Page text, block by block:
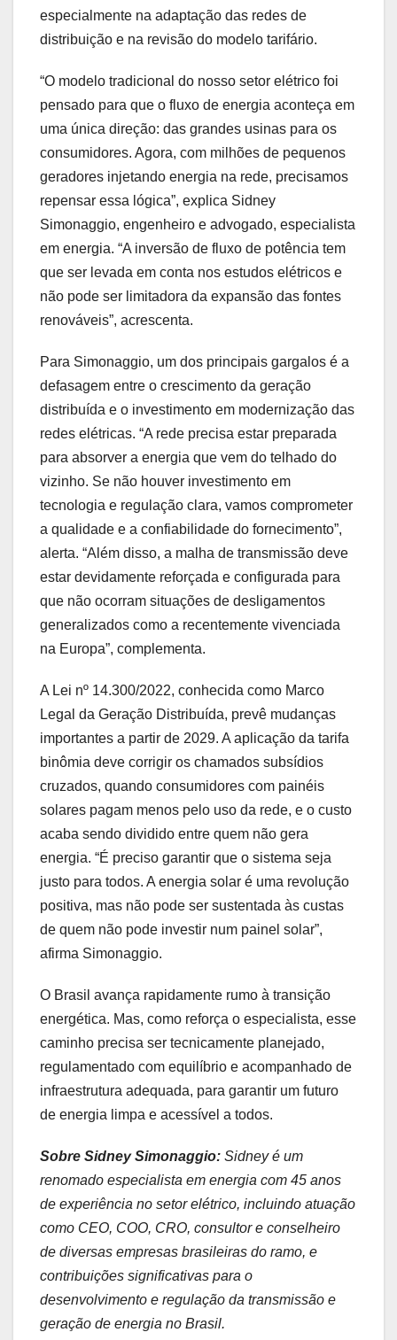
especialmente na adaptação das redes de
distribuição e na revisão do modelo tarifário.
“O modelo tradicional do nosso setor elétrico foi
pensado para que o fluxo de energia aconteça em
uma única direção: das grandes usinas para os
consumidores. Agora, com milhões de pequenos
geradores injetando energia na rede, precisamos
repensar essa lógica”, explica Sidney
Simonaggio, engenheiro e advogado, especialista
em energia. “A inversão de fluxo de potência tem
que ser levada em conta nos estudos elétricos e
não pode ser limitadora da expansão das fontes
renováveis”, acrescenta.
Para Simonaggio, um dos principais gargalos é a
defasagem entre o crescimento da geração
distribuída e o investimento em modernização das
redes elétricas. “A rede precisa estar preparada
para absorver a energia que vem do telhado do
vizinho. Se não houver investimento em
tecnologia e regulação clara, vamos comprometer
a qualidade e a confiabilidade do fornecimento”,
alerta. “Além disso, a malha de transmissão deve
estar devidamente reforçada e configurada para
que não ocorram situações de desligamentos
generalizados como a recentemente vivenciada
na Europa”, complementa.
A Lei nº 14.300/2022, conhecida como Marco
Legal da Geração Distribuída, prevê mudanças
importantes a partir de 2029. A aplicação da tarifa
binômia deve corrigir os chamados subsídios
cruzados, quando consumidores com painéis
solares pagam menos pelo uso da rede, e o custo
acaba sendo dividido entre quem não gera
energia. “É preciso garantir que o sistema seja
justo para todos. A energia solar é uma revolução
positiva, mas não pode ser sustentada às custas
de quem não pode investir num painel solar”,
afirma Simonaggio.
O Brasil avança rapidamente rumo à transição
energética. Mas, como reforça o especialista, esse
caminho precisa ser tecnicamente planejado,
regulamentado com equilíbrio e acompanhado de
infraestrutura adequada, para garantir um futuro
de energia limpa e acessível a todos.
Sobre Sidney Simonaggio: Sidney é um
renomado especialista em energia com 45 anos
de experiência no setor elétrico, incluindo atuação
como CEO, COO, CRO, consultor e conselheiro
de diversas empresas brasileiras do ramo, e
contribuições significativas para o
desenvolvimento e regulação da transmissão e
geração de energia no Brasil.